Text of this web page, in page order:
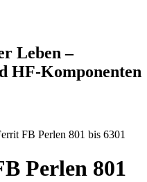
Leben –
HF-Komponenten
FB Perlen 801 bis 6301
Perlen 801